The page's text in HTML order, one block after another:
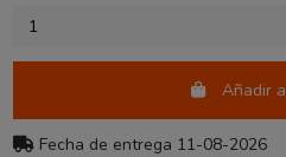
Añadir
Fecha de entrega 11-08-2026